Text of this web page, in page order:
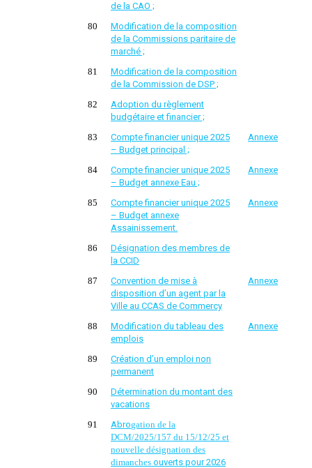
de la CAO ;
80
Modification de la composition
de la Commissions paritaire de
marché ;
81
Modification de la composition
de la Commission de DSP ;
82
Adoption du règlement
budgétaire et financier ;
83
Compte financier unique 2025
– Budget principal ;
Annexe
84
Compte financier unique 2025
– Budget annexe Eau ;
Annexe
85
Compte financier unique 2025
– Budget annexe
Assainissement.
Annexe
86
Désignation des membres de
la CCID
87
Convention de mise à
disposition d’un agent par la
Ville au CCAS de Commercy
Annexe
88
Modification du tableau des
emplois
Annexe
89
Création d’un emploi non
permanent
90
Détermination du montant des
vacations
91
Abrogation de la
DCM/2025/157 du 15/12/25 et
nouvelle désignation des
dimanches ouverts pour 2026